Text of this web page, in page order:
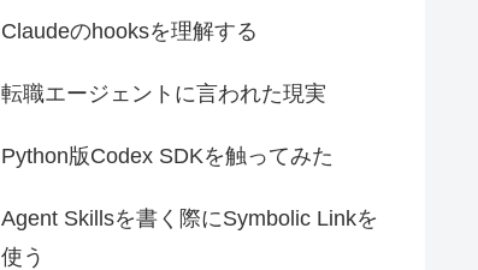
Claudeのhooksを理解する
転職エージェントに言われた現実
Python版Codex SDKを触ってみた
Agent Skillsを書く際にSymbolic Linkを
使う